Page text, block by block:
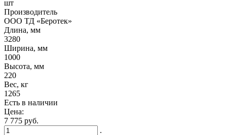
шт
Производитель
ООО ТД «Беротек»
Длина, мм
3280
Ширина, мм
1000
Высота, мм
220
Вес, кг
1265
Есть в наличии
Цена:
7 775 руб.
.